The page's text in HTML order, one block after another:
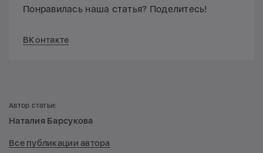
Понравилась наша статья? Поделитесь!
ВКонтакте
Автор статьи:
Наталия Барсукова
Все публикации автора